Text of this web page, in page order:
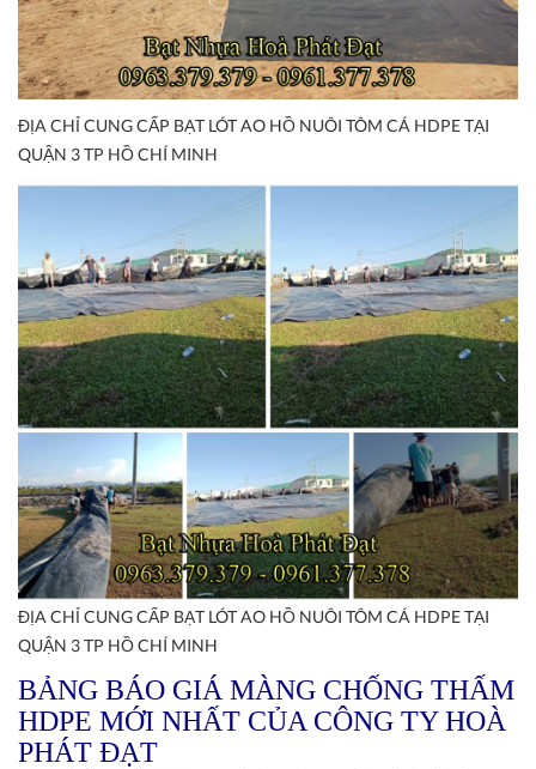
ĐỊA CHỈ CUNG CẤP BẠT LÓT AO HỒ NUÔI TÔM CÁ HDPE TẠI
QUẬN 3 TP HỒ CHÍ MINH
ĐỊA CHỈ CUNG CẤP BẠT LÓT AO HỒ NUÔI TÔM CÁ HDPE TẠI
QUẬN 3 TP HỒ CHÍ MINH
BẢNG BÁO GIÁ MÀNG CHỐNG THẤM
HDPE MỚI NHẤT CỦA CÔNG TY HOÀ
PHÁT ĐẠT